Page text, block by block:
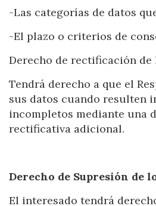
-Las categorías de datos
-El plazo o criterios de
Derecho de rectificación de
Tendrá derecho a que el
sus datos cuando resulten
incompletos mediante una
rectificativa adicional.
Derecho de Supresión de
El interesado tendrá